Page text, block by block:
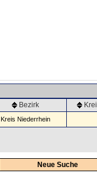
Bezirk
Kreis Niederrhein
Neue Suche